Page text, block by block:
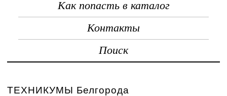
Как попасть в каталог
Контакты
Поиск
ТЕХНИКУМЫ Белгорода